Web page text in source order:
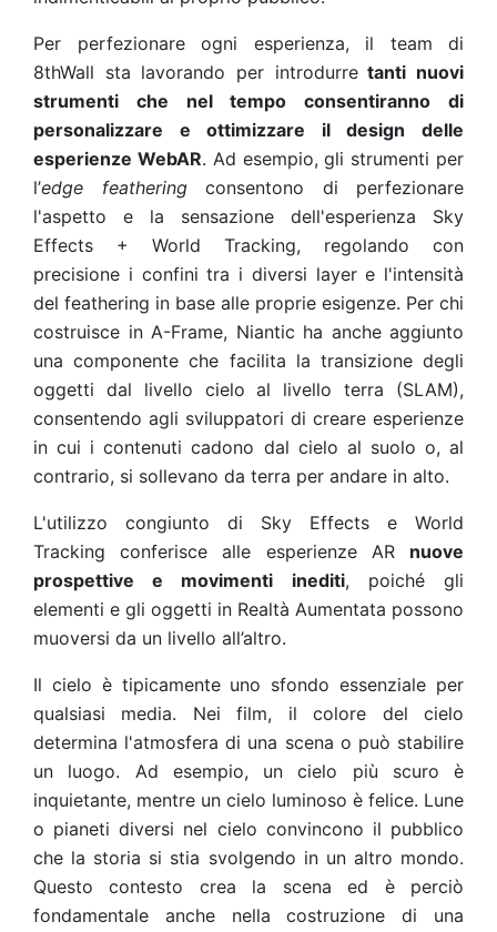
Per perfezionare ogni esperienza, il team di
8thWall sta lavorando per introdurretanti nuovi
strumenti che nel tempo consentiranno di
personalizzare e ottimizzare il design delle
esperienze WebAR. Ad esempio, gli strumenti per
l’edge featheringconsentono di perfezionare
l'aspetto e la sensazione dell'esperienza Sky
Effects + World Tracking, regolando con
precisione i confini tra i diversi layer e l'intensità
del feathering in base alle proprie esigenze. Per chi
costruisce in A-Frame, Niantic ha anche aggiunto
una componente che facilita la transizione degli
oggetti dal livello cielo al livello terra (SLAM),
consentendo agli sviluppatori di creare esperienze
in cui i contenuti cadono dal cielo al suolo o, al
contrario, si sollevano da terra per andare in alto.
L'utilizzo congiunto di Sky Effects e World
Tracking conferisce alle esperienze AR nuove
prospettive e movimenti inediti, poiché gli
elementi e gli oggetti in Realtà Aumentata possono
muoversi da un livello all’altro.
Il cielo è tipicamente uno sfondo essenziale per
qualsiasi media. Nei film, il colore del cielo
determina l'atmosfera di una scena o può stabilire
un luogo. Ad esempio, un cielo più scuro è
inquietante, mentre un cielo luminoso è felice. Lune
o pianeti diversi nel cielo convincono il pubblico
che la storia si stia svolgendo in un altro mondo.
Questo contesto crea la scena ed è perciò
fondamentale anche nella costruzione di una